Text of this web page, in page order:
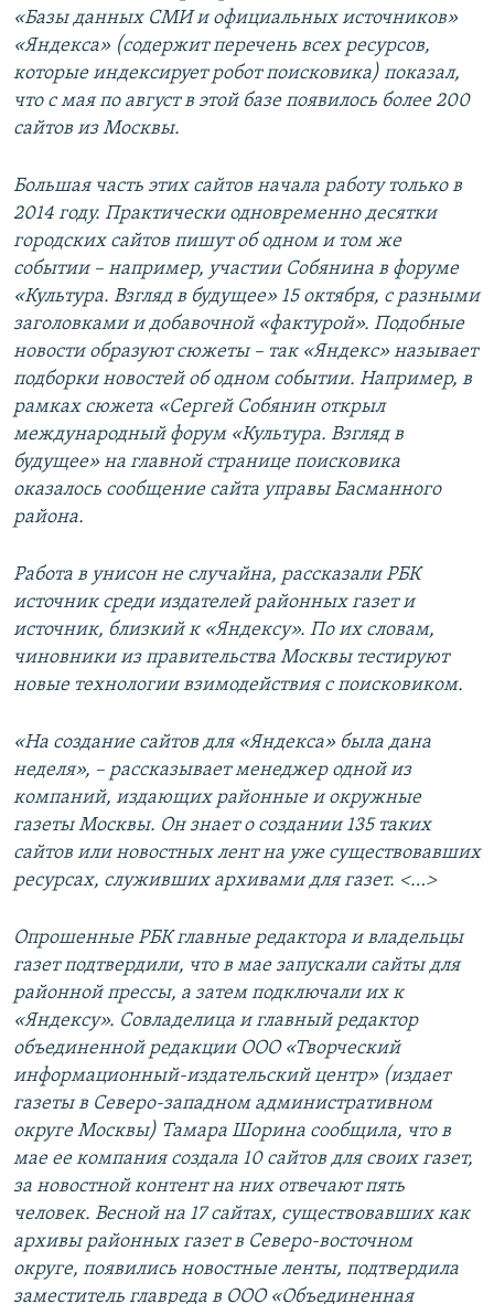
«Базы данных СМИ и официальных источников»
«Яндекса» (содержит перечень всех ресурсов,
которые индексирует робот поисковика) показал,
что с мая по август в этой базе появилось более 200
сайтов из Москвы.
Большая часть этих сайтов начала работу только в
2014 году. Практически одновременно десятки
городских сайтов пишут об одном и том же
событии – например, участии Собянина в форуме
«Культура. Взгляд в будущее» 15 октября, с разными
заголовками и добавочной «фактурой». Подобные
новости образуют сюжеты – так «Яндекс» называет
подборки новостей об одном событии. Например, в
рамках сюжета «Сергей Собянин открыл
международный форум «Культура. Взгляд в
будущее» на главной странице поисковика
оказалось сообщение сайта управы Басманного
района.
Работа в унисон не случайна, рассказали РБК
источник среди издателей районных газет и
источник, близкий к «Яндексу». По их словам,
чиновники из правительства Москвы тестируют
новые технологии взимодействия с поисковиком.
«На создание сайтов для «Яндекса» была дана
неделя», – рассказывает менеджер одной из
компаний, издающих районные и окружные
газеты Москвы. Он знает о создании 135 таких
сайтов или новостных лент на уже существовавших
ресурсах, служивших архивами для газет. <…>
Опрошенные РБК главные редактора и владельцы
газет подтвердили, что в мае запускали сайты для
районной прессы, а затем подключали их к
«Яндексу». Совладелица и главный редактор
объединенной редакции ООО «Творческий
информационный-издательский центр» (издает
газеты в Северо-западном административном
округе Москвы) Тамара Шорина сообщила, что в
мае ее компания создала 10 сайтов для своих газет,
за новостной контент на них отвечают пять
человек. Весной на 17 сайтах, существовавших как
архивы районных газет в Северо-восточном
округе, появились новостные ленты, подтвердила
заместитель главреда в ООО «Объединенная